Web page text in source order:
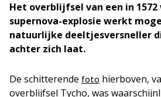
Het overblijfsel van een in
supernova-explosie werkt
natuurlijke deeltjesversneller
achter zich laat.
De schitterende foto hierboven,
overblijfsel Tycho, was